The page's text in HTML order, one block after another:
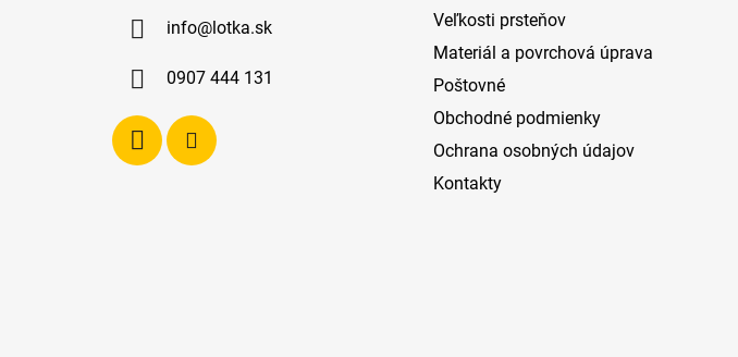
info@lotka.sk
0907 444 131
Veľkosti prsteňov
Materiál a povrchová úprava
Poštovné
Obchodné podmienky
Ochrana osobných údajov
Kontakty